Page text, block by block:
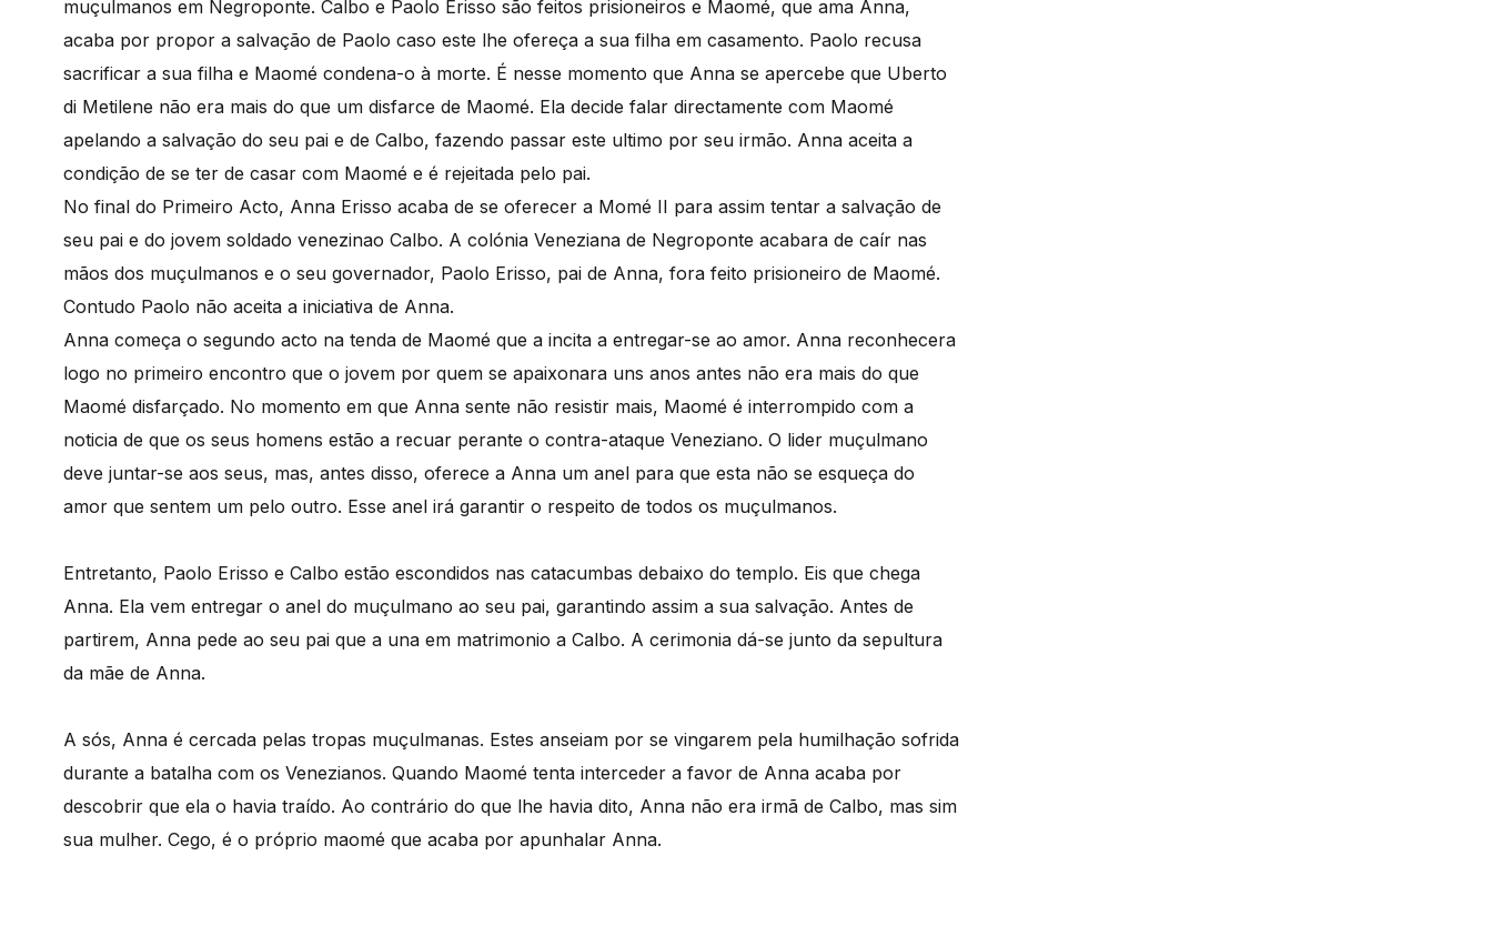
muçulmanos em Negroponte. Calbo e Paolo Erisso são feitos prisioneiros e Maomé, que ama Anna,
acaba por propor a salvação de Paolo caso este lhe ofereça a sua filha em casamento. Paolo recusa
sacrificar a sua filha e Maomé condena-o à morte. É nesse momento que Anna se apercebe que Uberto
di Metilene não era mais do que um disfarce de Maomé. Ela decide falar directamente com Maomé
apelando a salvação do seu pai e de Calbo, fazendo passar este ultimo por seu irmão. Anna aceita a
condição de se ter de casar com Maomé e é rejeitada pelo pai.
No final do Primeiro Acto, Anna Erisso acaba de se oferecer a Momé II para assim tentar a salvação de
seu pai e do jovem soldado venezinao Calbo. A colónia Veneziana de Negroponte acabara de caír nas
mãos dos muçulmanos e o seu governador, Paolo Erisso, pai de Anna, fora feito prisioneiro de Maomé.
Contudo Paolo não aceita a iniciativa de Anna.
Anna começa o segundo acto na tenda de Maomé que a incita a entregar-se ao amor. Anna reconhecera
logo no primeiro encontro que o jovem por quem se apaixonara uns anos antes não era mais do que
Maomé disfarçado. No momento em que Anna sente não resistir mais, Maomé é interrompido com a
noticia de que os seus homens estão a recuar perante o contra-ataque Veneziano. O lider muçulmano
deve juntar-se aos seus, mas, antes disso, oferece a Anna um anel para que esta não se esqueça do
amor que sentem um pelo outro. Esse anel irá garantir o respeito de todos os muçulmanos.
Entretanto, Paolo Erisso e Calbo estão escondidos nas catacumbas debaixo do templo. Eis que chega
Anna. Ela vem entregar o anel do muçulmano ao seu pai, garantindo assim a sua salvação. Antes de
partirem, Anna pede ao seu pai que a una em matrimonio a Calbo. A cerimonia dá-se junto da sepultura
da mãe de Anna.
A sós, Anna é cercada pelas tropas muçulmanas. Estes anseiam por se vingarem pela humilhação sofrida
durante a batalha com os Venezianos. Quando Maomé tenta interceder a favor de Anna acaba por
descobrir que ela o havia traído. Ao contrário do que lhe havia dito, Anna não era irmã de Calbo, mas sim
sua mulher. Cego, é o próprio maomé que acaba por apunhalar Anna.